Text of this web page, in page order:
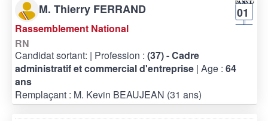
M. Thierry FERRAND 01
Rassemblement National
RN
Candidat sortant: | Profession : (37) - Cadre
administratif et commercial d'entreprise | Age : 64
ans
Remplaçant : M. Kevin BEAUJEAN (31 ans)